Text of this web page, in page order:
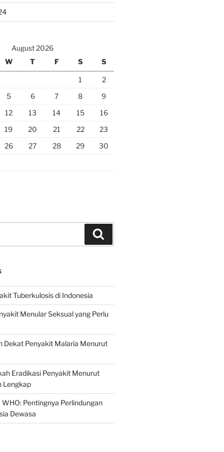
August 2026
W
T F S S
1
2
5
6 7 8
9
12
13 14 15
16
19
20 21 22
23
26
27 28 29 30
Tuberkulosis di Indonesia
Menular Seksual yang Perlu
Dekat Penyakit Malaria Menurut
Eradikasi Penyakit Menurut
Lengkap
Pentingnya Perlindungan
Dewasa